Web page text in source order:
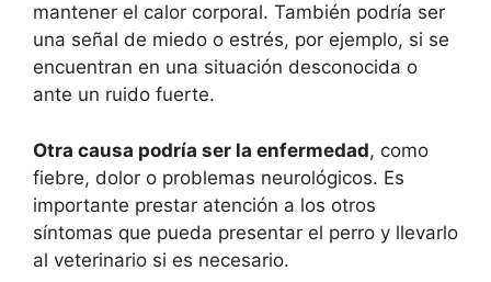
mantener el calor corporal. También podría ser
una señal de miedo o estrés, por ejemplo, si se
encuentran en una situación desconocida o
ante un ruido fuerte.
Otra causa podría ser la enfermedad, como
fiebre, dolor o problemas neurológicos. Es
importante prestar atención a los otros
síntomas que pueda presentar el perro y llevarlo
al veterinario si es necesario.